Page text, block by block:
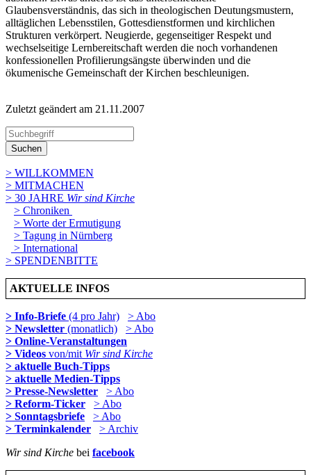
Glaubensverständnis, das sich in theologischen Deutungsmustern,
alltäglichen Lebensstilen, Gottesdienstformen und kirchlichen
Strukturen verkörpert. Neugierde, gegenseitiger Respekt und
wechselseitige Lernbereitschaft werden die noch vorhandenen
konfessionellen Profilierungsängste überwinden und die
ökumenische Gemeinschaft der Kirchen beschleunigen.
Zuletzt geändert am 21­.11.2007
Suchen
> WILLKOMMEN
> MITMACHEN
> 30 JAHRE Wir sind Kirche
> Chroniken
> Worte der Ermutigung
> Tagung in Nürnberg
> International
> SPENDENBITTE
AKTUELLE INFOS
> Info-Briefe (4 pro Jahr)
> Abo
> Newsletter (monatlich)
> Abo
> Online-Veranstaltungen
> Videos von/mit Wir sind Kirche
> aktuelle Buch-Tipps
> aktuelle Medien-Tipps
> Presse-Newsletter
> Abo
> Reform-Ticker
> Abo
> Sonntagsbriefe
> Abo
> Terminkalender
> Archiv
Wir sind Kirche bei facebook